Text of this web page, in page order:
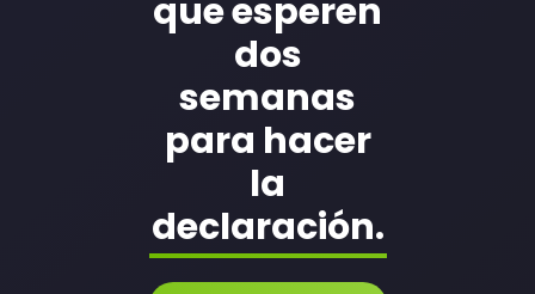
que esperen
dos
semanas
para hacer
la
declaración.